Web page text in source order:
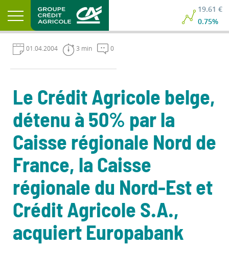
19.61 €
0.75%
01.04.2004 3 min 0
Le Crédit Agricole belge,
détenu à 50% par la
Caisse régionale Nord de
France, la Caisse
régionale du Nord-Est et
Crédit Agricole S.A.,
acquiert Europabank